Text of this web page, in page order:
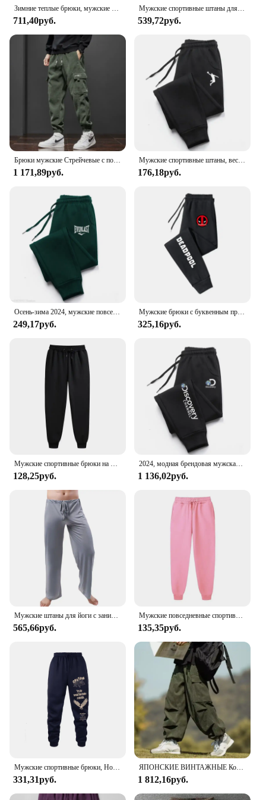
Зимние теплые брюки, мужские плотные теплые брюки, мужские брюки для фитнеса, бега, брюки на шнуровке, мужские спортивные брюки
711,40руб.
Мужские спортивные штаны для активного отдыха джоггеры с буквенным принтом брюки на шнуровке с эластичным поясом спортивные штаны для фитнеса и спортзала осень-зима
539,72руб.
Брюки мужские Стрейчевые с поясом на резинке, повседневные Прямые шаровары для бега, спортивные длинные штаны, весна-осень
1 171,89руб.
Мужские спортивные штаны, весенне-осенние флисовые брюки, спортивные длинные брюки для спортзала, повседневные брюки с карманами на шнурке, спортивные штаны большого размера для мужчин
176,18руб.
249,17руб.
Мужские брюки с буквенным принтом на весну и осень, спортивный костюм, повседневные модные удобные брюки на шнуровке, длинные брюки
325,16руб.
128,25руб.
2024, модная брендовая мужская одежда Discovery, брюки, повседневные брюки на шнурке, спортивные штаны, осенние и зимние спортивные штаны для бега
1 136,02руб.
565,66руб.
Мужские повседневные спортивные штаны, спортивные штаны для бега, длинные брюки для бега в тренажерном зале, женские свободные брюки на шнурке, модные 11 цветов
135,35руб.
331,31руб.
ЯПОНСКИЕ ВИНТАЖНЫЕ Коричневые Вельветовые брюки мужские Свободные повседневные брюки на шнуровке по щиколотку сезон осень/зима
1 812,16руб.